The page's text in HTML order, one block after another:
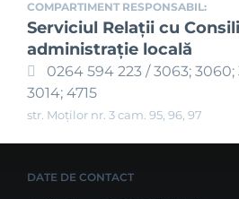
COMPARTIMENT RESPONSABIL:
Serviciul Relaţii cu
administraţie locală
0264 594 223 / 3063; 3060;
3014; 4715
str. Moților nr. 3 cam. 95, 96, 97
DATE DE CONTACT